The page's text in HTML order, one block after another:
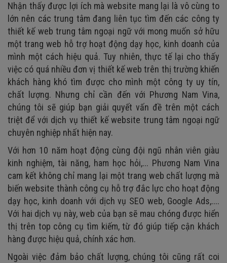
Nhận thấy được lợi ích mà website mang lại là vô cùng to
lớn nên các trung tâm đang liên tục tìm đến các công ty
thiết kế web trung tâm ngoại ngữ với mong muốn sở hữu
một trang web hỗ trợ hoạt động dạy học, kinh doanh của
mình một cách hiệu quả. Tuy nhiên, thực tế lại cho thấy
việc có quá nhiều đơn vị thiết kế web trên thị trường khiến
khách hàng khó tìm được cho mình một công ty uy tín,
chất lượng. Nhưng chỉ cần đến với Phương Nam Vina,
chúng tôi sẽ giúp bạn giải quyết vấn đề trên một cách
triệt để với dịch vụ thiết kế website trung tâm ngoại ngữ
chuyên nghiệp nhất hiện nay.
Với hơn 10 năm hoạt động cùng đội ngũ nhân viên giàu
kinh nghiệm, tài năng, ham học hỏi,... Phương Nam Vina
cam kết không chỉ mang lại một trang web chất lượng mà
biến website thành công cụ hỗ trợ đắc lực cho hoạt động
dạy học, kinh doanh với dịch vụ SEO web, Google Ads,....
Với hai dịch vụ này, web của bạn sẽ mau chóng được hiển
thị trên top công cụ tìm kiếm, từ đó giúp tiếp cận khách
hàng được hiệu quả, chính xác hơn.
Ngoài việc đảm bảo chất lượng, chúng tôi cũng rất coi